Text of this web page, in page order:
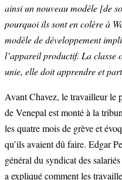
ainsi un nouveau modèle [de
pourquoi ils sont en colère à
modèle de développement
l’appareil productif. La classe
unie, elle doit apprendre et
Avant Chavez, le travailleur le
de Venepal est monté à la
les quatre mois de grève et
qu’ils avaient dû faire. Edgar
général du syndicat des
a expliqué comment les